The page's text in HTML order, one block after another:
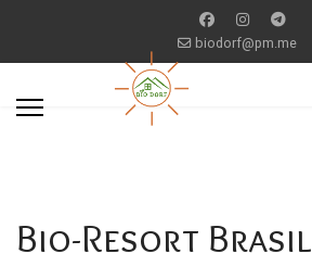
biodorf@pm.me
Bio-Resort Brasil